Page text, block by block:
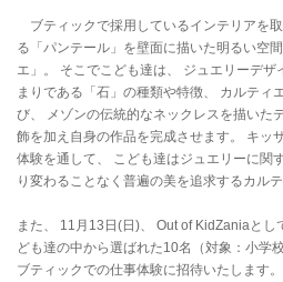
ブティックで採用しているインテリアを
る「パンテール」を壁面に描いた明るい空
エ」。 そこでこども達は、 ジュエリーデ
まりである「石」の種類や特徴、 カルティ
び、 メゾンの伝統的なネックレスを描いた
飾を加え自身の作品を完成させます。 キッ
体験を通して、 こども達はジュエリーに関
り変わることなく普遍の美を追求するカル
また、 11月13日(日)、 Out of KidZaniaとし
ども達の中から選ばれた10名（対象：小学
ブティックでの仕事体験に招待いたします